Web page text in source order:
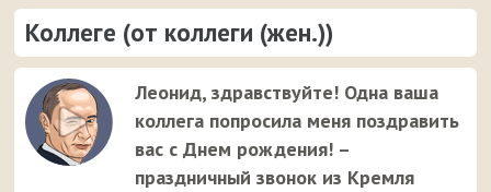
Коллеге (от коллеги (жен.))
Леонид, здравствуйте! Одна ваша
коллега попросила меня поздравить
вас с Днем рождения! –
праздничный звонок из Кремля